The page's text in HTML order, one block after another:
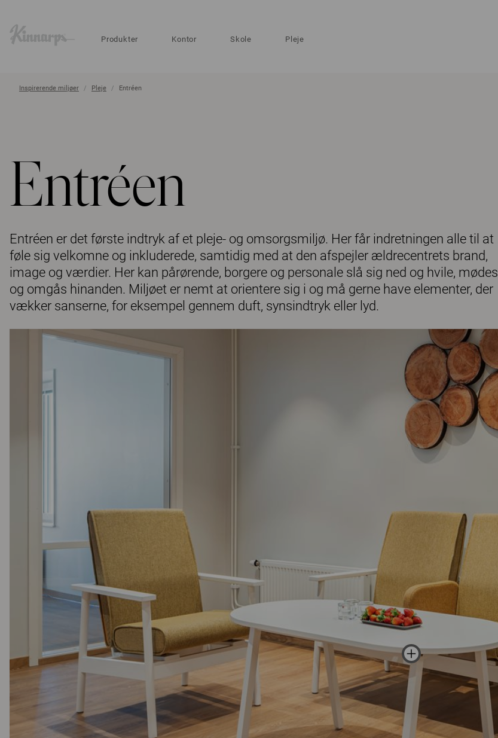
Produkter Kontor Skole Pleje
Inspirerende miljøer Pleje Entréen
Entréen
Entréen er det første indtryk af et pleje- og omsorgsmiljø. Her får indretningen alle til at
føle sig velkomne og inkluderede, samtidig med at den afspejler ældrecentrets brand,
image og værdier. Her kan pårørende, borgere og personale slå sig ned og hvile, mødes
og omgås hinanden. Miljøet er nemt at orientere sig i og må gerne have elementer, der
vækker sanserne, for eksempel gennem duft, synsindtryk eller lyd.